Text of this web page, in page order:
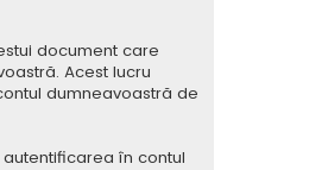
document care
Acest lucru
dumneavoastră de
în contul